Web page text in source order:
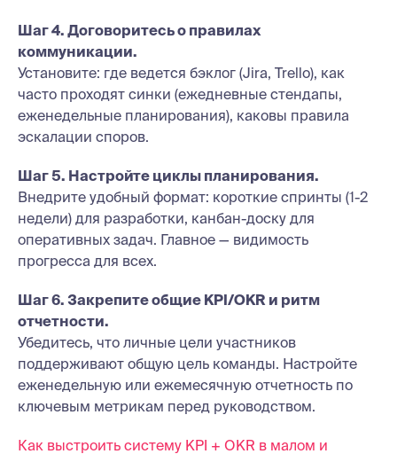
Шаг 4. Договоритесь о правилах
коммуникации.
Установите: где ведется бэклог (Jira, Trello), как
часто проходят синки (ежедневные стендапы,
еженедельные планирования), каковы правила
эскалации споров.
Шаг 5. Настройте циклы планирования.
Внедрите удобный формат: короткие спринты (1-2
недели) для разработки, канбан-доску для
оперативных задач. Главное — видимость
прогресса для всех.
Шаг 6. Закрепите общие KPI/OKR и ритм
отчетности.
Убедитесь, что личные цели участников
поддерживают общую цель команды. Настройте
еженедельную или ежемесячную отчетность по
ключевым метрикам перед руководством.
Как выстроить систему KPI + OKR в малом и